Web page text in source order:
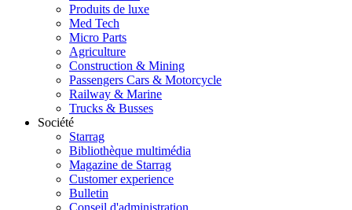
Produits de luxe
Med Tech
Micro Parts
Agriculture
Construction & Mining
Passengers Cars & Motorcycle
Railway & Marine
Trucks & Busses
Société
Starrag
Bibliothèque multimédia
Magazine de Starrag
Customer experience
Bulletin
Conseil d'administration